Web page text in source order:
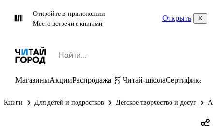
Откройте в приложении
Место встречи с книгами
Открыть
МагазиныАкцииРаспродажа Читай-школаСертификаты
Книги Для детей и подростков Детское творчество и досуг